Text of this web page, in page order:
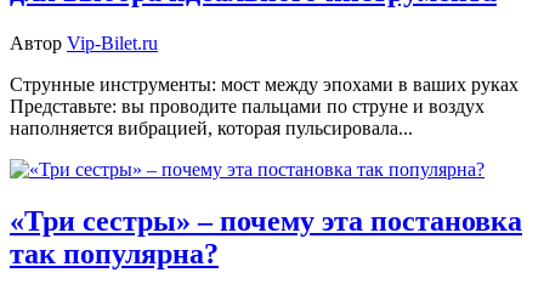
Автор Vip-Bilet.ru
Струнные инструменты: мост между эпохами в ваших руках
Представьте: вы проводите пальцами по струне и воздух
наполняется вибрацией, которая пульсировала...
«Три сестры» – почему эта постановка
так популярна?